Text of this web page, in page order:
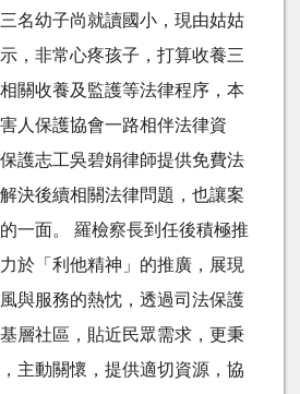
名幼子尚就讀國小，現由姑姑
，非常心疼孩子，打算收養三
關收養及監護等法律程序，本
人保護協會一路相伴法律資
護志工吳碧娟律師提供免費法
決後續相關法律問題，也讓案
一面。 羅檢察長到任後積極推
於「利他精神」的推廣，展現
與服務的熱忱，透過司法保護
層社區，貼近民眾需求，更秉
主動關懷，提供適切資源，協